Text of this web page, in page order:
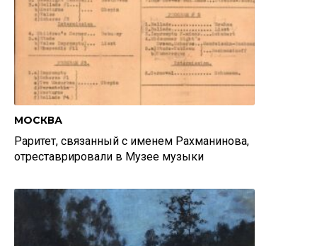
МОСКВА
Раритет, связанный с именем Рахманинова,
отреставрировали в Музее музыки